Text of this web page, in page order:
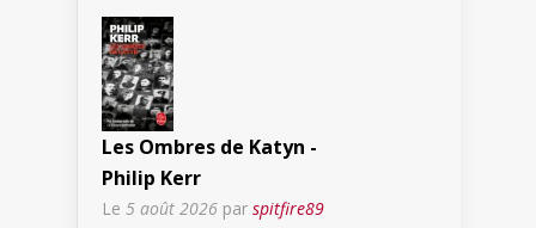
Les Ombres de Katyn -
Philip Kerr
Le 5 août 2026 par spitfire89